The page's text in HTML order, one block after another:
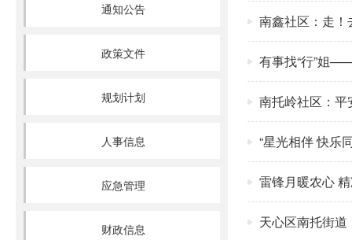
通知公告
政策文件
规划计划
人事信息
应急管理
财政信息
南鑫社区：走
有事找“行”姐
南托岭社区：平
“星光相伴 快乐
雷锋月暖农心
天心区南托街